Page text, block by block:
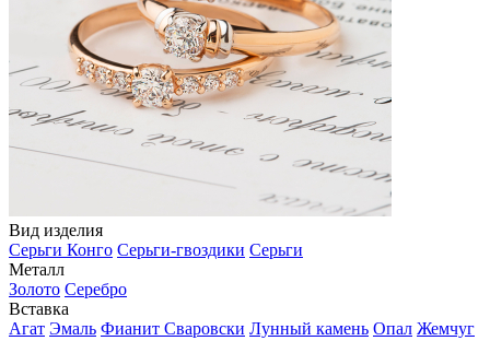
Вид изделия
Серьги Конго Серьги-гвоздики Серьги
Металл
Золото Серебро
Вставка
Агат Эмаль Фианит Сваровски Лунный камень Опал Жемчуг